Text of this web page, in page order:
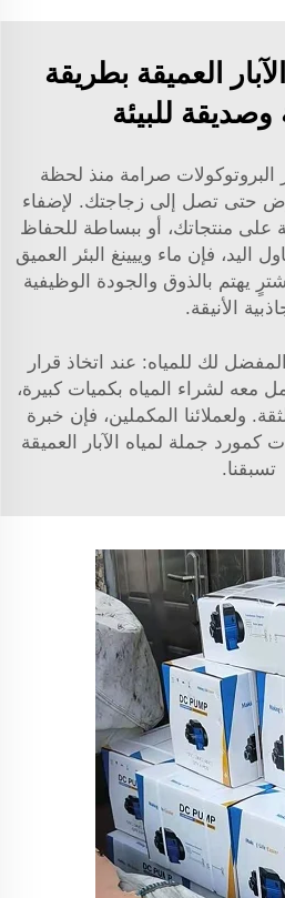
العميقة بطريقة
للبيئة
البروتوكولات صرامة منذ لحظة
حتى تصل إلى زجاجتك. لإضفاء
على منتجاتك، أو ببساطة للحفاظ
اليد، فإن ماء وييينغ البئر العميق
يهتم بالذوق والجودة الوظيفية
الأنيقة.
لك للمياه: عند اتخاذ قرار
معه لشراء المياه بكميات كبيرة،
ولعملائنا المكملين، فإن خبرة
تمتد لـ 4 سنوات كمورد جملة لمياه الآبار العميقة
تسبقنا.